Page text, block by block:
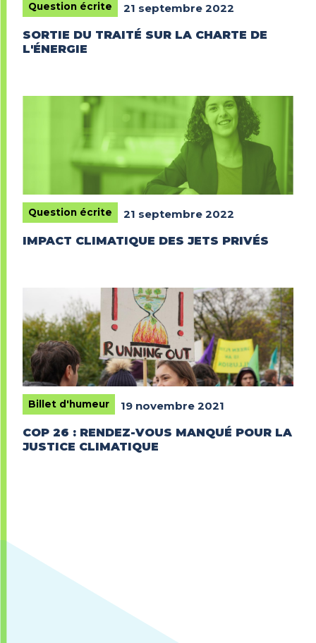
Question écrite
21 septembre 2022
SORTIE DU TRAITÉ SUR LA CHARTE DE
L'ÉNERGIE
Question écrite
21 septembre 2022
IMPACT CLIMATIQUE DES JETS PRIVÉS
Billet d'humeur
19 novembre 2021
COP 26 : RENDEZ-VOUS MANQUÉ POUR LA
JUSTICE CLIMATIQUE